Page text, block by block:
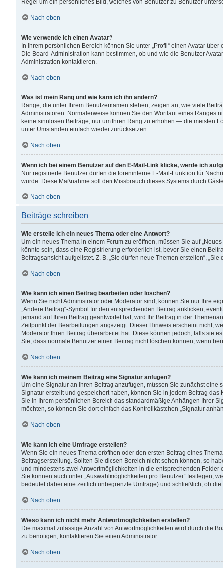
Regel um ein persönliches Bild, welches von Benutzer zu Benutzer
Nach oben
Wie verwende ich einen Avatar?
In Ihrem persönlichen Bereich können Sie unter „Profil“ einen Avatar
Die Board-Administration kann bestimmen, ob und wie die Benutzer
Administration kontaktieren.
Nach oben
Was ist mein Rang und wie kann ich ihn ändern?
Ränge, die unter Ihrem Benutzernamen stehen, zeigen an, wie viele
Administratoren. Normalerweise können Sie den Wortlaut eines Ranges
keine sinnlosen Beiträge, nur um Ihren Rang zu erhöhen — die meisten
unter Umständen einfach wieder zurücksetzen.
Nach oben
Wenn ich bei einem Benutzer auf den E-Mail-Link klicke, werde ich
Nur registrierte Benutzer dürfen die foreninterne E-Mail-Funktion für
wurde. Diese Maßnahme soll den Missbrauch dieses Systems durch
Nach oben
Beiträge schreiben
Wie erstelle ich ein neues Thema oder eine Antwort?
Um ein neues Thema in einem Forum zu eröffnen, müssen Sie auf
könnte sein, dass eine Registrierung erforderlich ist, bevor Sie einen
Beitragsansicht aufgelistet. Z. B. „Sie dürfen neue Themen erstellen“,
Nach oben
Wie kann ich einen Beitrag bearbeiten oder löschen?
Wenn Sie nicht Administrator oder Moderator sind, können Sie nur Ihre
„Ändere Beitrag“-Symbol für den entsprechenden Beitrag anklicken;
jemand auf Ihren Beitrag geantwortet hat, wird Ihr Beitrag in der
Zeitpunkt der Bearbeitungen angezeigt. Dieser Hinweis erscheint nicht,
Moderator Ihren Beitrag überarbeitet hat. Diese können jedoch, falls sie
Sie, dass normale Benutzer einen Beitrag nicht löschen können, wenn
Nach oben
Wie kann ich meinem Beitrag eine Signatur anfügen?
Um eine Signatur an Ihren Beitrag anzufügen, müssen Sie zunächst
Signatur erstellt und gespeichert haben, können Sie in jedem Beitrag
Sie in Ihrem persönlichen Bereich das standardmäßige Anhängen Ihrer
möchten, so können Sie dort einfach das Kontrollkästchen „Signatur
Nach oben
Wie kann ich eine Umfrage erstellen?
Wenn Sie ein neues Thema eröffnen oder den ersten Beitrag eines
Beitragserstellung. Sollten Sie diesen Bereich nicht sehen können, so
und mindestens zwei Antwortmöglichkeiten in die entsprechenden
Sie können auch unter „Auswahlmöglichkeiten pro Benutzer“ festlegen,
bedeutet dabei eine zeitlich unbegrenzte Umfrage) und schließlich, ob
Nach oben
Wieso kann ich nicht mehr Antwortmöglichkeiten erstellen?
Die maximal zulässige Anzahl von Antwortmöglichkeiten wird durch die
zu benötigen, kontaktieren Sie einen Administrator.
Nach oben